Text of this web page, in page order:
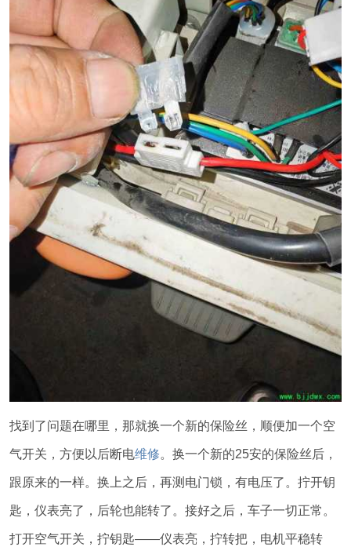
找到了问题在哪里，那就换一个新的保险丝，顺便加一个空
气开关，方便以后断电维修。换一个新的25安的保险丝后，
跟原来的一样。换上之后，再测电门锁，有电压了。拧开钥
匙，仪表亮了，后轮也能转了。接好之后，车子一切正常。
打开空气开关，拧钥匙——仪表亮，拧转把，电机平稳转